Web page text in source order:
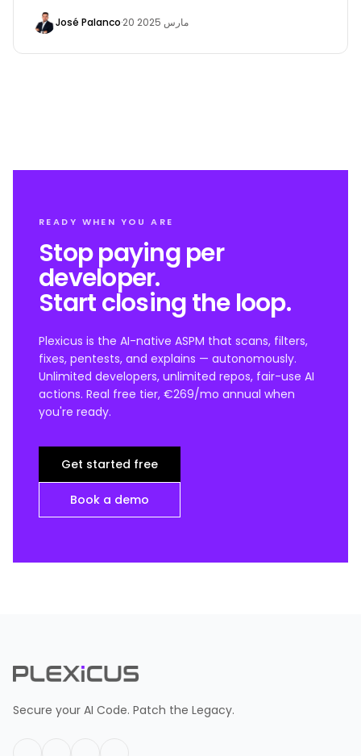
José Palanco· 20 مارس 2025
READY WHEN YOU ARE
Stop paying per
developer.
Start closing the loop.
Plexicus is the AI-native ASPM that scans, filters,
fixes, pentests, and explains — autonomously.
Unlimited developers, unlimited repos, fair-use AI
actions. Real free tier, €269/mo annual when
you're ready.
Get started free
Book a demo
Secure your AI Code. Patch the Legacy.